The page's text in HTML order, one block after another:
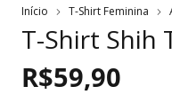
Início T-Shirt Feminina
T-Shirt Shih
R$59,90